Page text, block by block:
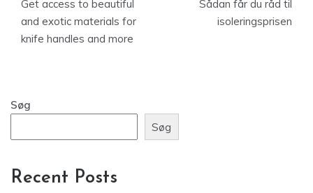
Get access to beautiful
and exotic materials for
knife handles and more
Sådan får du råd til
isoleringsprisen
Søg
Søg
Recent Posts